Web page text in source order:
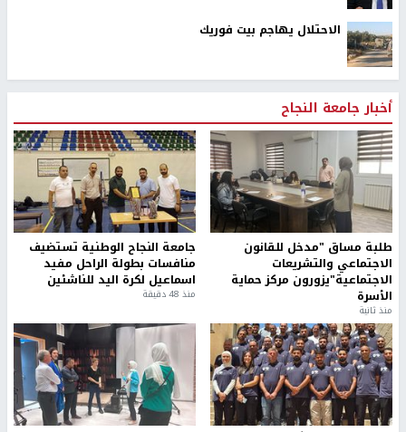
الاحتلال يهاجم بيت فوريك
أخبار جامعة النجاح
طلبة مساق "مدخل للقانون
الاجتماعي والتشريعات
الاجتماعية"يزورون مركز حماية
الأسرة
منذ ثانية
جامعة النجاح الوطنية تستضيف
منافسات بطولة الراحل مفيد
اسماعيل لكرة اليد للناشئين
منذ 48 دقيقة